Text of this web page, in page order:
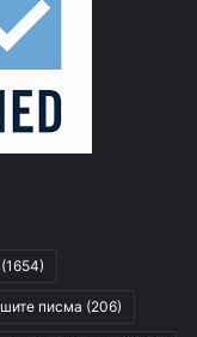
(1654)
писма (206)